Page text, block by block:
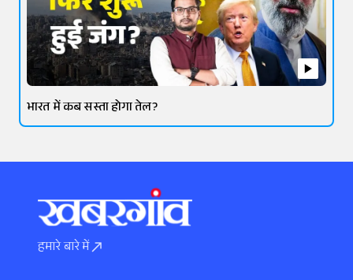
भारत में कब सस्ता होगा तेल?
हमारे बारे में